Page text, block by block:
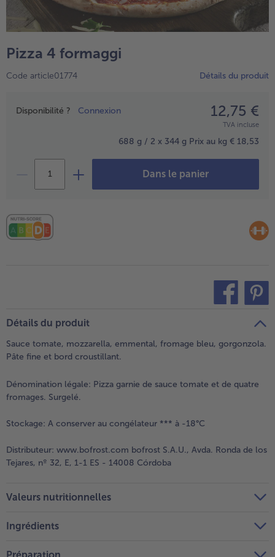
TousPlats cuisinés
Boulangerie & Pâtisserie
TousBoulangerie & Pâtisserie
TousEntrées, Apéritifs & Snacks
Produits non surgelés
TousProduits non surgelés
Pizza 4 formaggi
Code article01774 Détails du produit
Prix
Disponibilité ? Connexion 12,75 €
TVA incluse
688 g / 2 x 344 g Prix au kg € 18,53
Dans le panier
Détails du produit
Sauce tomate, mozzarella, emmental, fromage bleu, gorgonzola.
Pâte fine et bord croustillant.
Dénomination légale: Pizza garnie de sauce tomate et de quatre
fromages. Surgelé.
Stockage: A conserver au congélateur *** à -18°C
Distributeur: www.bofrost.com bofrost S.A.U., Avda. Ronda de los
Tejares, nº 32, E, 1-1 ES - 14008 Córdoba
Valeurs nutritionnelles
Ingrédients
Préparation